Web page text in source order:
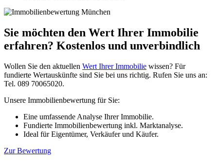
Sie möchten den Wert Ihrer Immobilie
erfahren? Kostenlos und unverbindlich
Wollen Sie den aktuellen Wert Ihrer Immobilie wissen? Für
fundierte Wertauskünfte sind Sie bei uns richtig. Rufen Sie uns an:
Tel. 089 70065020.
Unsere Immobilienbewertung für Sie:
Eine umfassende Analyse Ihrer Immobilie.
Fundierte Immobilienbewertung inkl. Marktanalyse.
Ideal für Eigentümer, Verkäufer und Käufer.
Zur Bewertung